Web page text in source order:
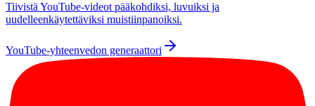
Tiivistä YouTube-videot pääkohdiksi, luvuiksi ja
uudelleenkäytettäviksi muistiinpanoiksi.
YouTube-yhteenvedon generaattori